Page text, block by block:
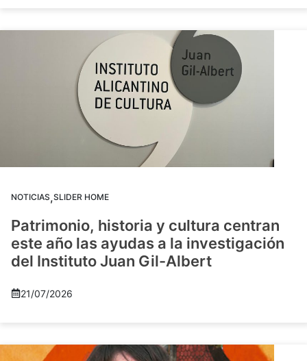
NOTICIAS,SLIDER HOME
Patrimonio, historia y cultura centran
este año las ayudas a la investigación
del Instituto Juan Gil-Albert
21/07/2026